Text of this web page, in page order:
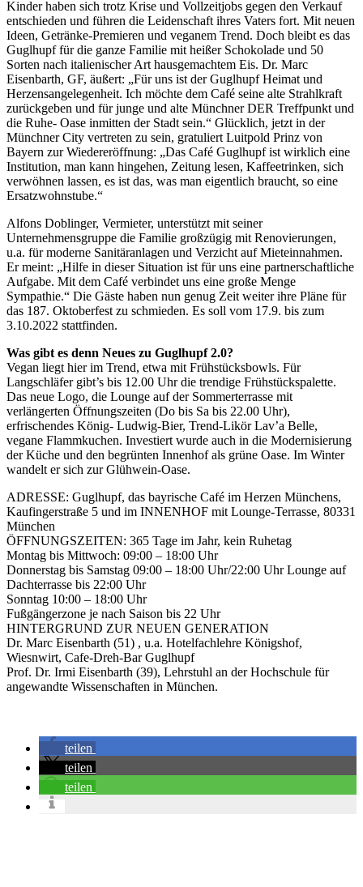
Kinder haben sich trotz Krise und Vollzeitjobs gegen den Verkauf
entschieden und führen die Leidenschaft ihres Vaters fort. Mit neuen
Ideen, Getränke-Premieren und veganem Trend. Doch bleibt es das
Guglhupf für die ganze Familie mit heißer Schokolade und 50
Sorten nach italienischer Art hausgemachtem Eis. Dr. Marc
Eisenbarth, GF, äußert: „Für uns ist der Guglhupf Heimat und
Herzensangelegenheit. Ich möchte dem Café seine alte Strahlkraft
zurückgeben und für junge und alte Münchner DER Treffpunkt und
die Ruhe- Oase inmitten der Stadt sein.“ Glücklich, jetzt in der
Münchner City vertreten zu sein, gratuliert Luitpold Prinz von
Bayern zur Wiedereröffnung: „Das Café Guglhupf ist wirklich eine
Institution, man kann hingehen, Zeitung lesen, Kaffeetrinken, sich
verwöhnen lassen, es ist das, was man eigentlich braucht, so eine
Ersatzwohnstube.“
Alfons Doblinger, Vermieter, unterstützt mit seiner
Unternehmensgruppe die Familie großzügig mit Renovierungen,
u.a. für moderne Sanitäranlagen und Verzicht auf Mieteinnahmen.
Er meint: „Hilfe in dieser Situation ist für uns eine partnerschaftliche
Aufgabe. Mit dem Café verbindet uns eine große Menge
Sympathie.“ Die Gäste haben nun genug Zeit weiter ihre Pläne für
das 187. Oktoberfest zu schmieden. Es soll vom 17.9. bis zum
3.10.2022 stattfinden.
Was gibt es denn Neues zu Guglhupf 2.0?
Vegan liegt hier im Trend, etwa mit Frühstücksbowls. Für
Langschläfer gibt’s bis 12.00 Uhr die trendige Frühstückspalette.
Das neue Logo, die Lounge auf der Sommerterrasse mit
verlängerten Öffnungszeiten (Do bis Sa bis 22.00 Uhr),
erfrischendes König- Ludwig-Bier, Trend-Likör Lav’a Belle,
vegane Flammkuchen. Investiert wurde auch in die Modernisierung
der Küche und den begrünten Innenhof als grüne Oase. Im Winter
wandelt er sich zur Glühwein-Oase.
ADRESSE: Guglhupf, das bayrische Café im Herzen Münchens,
Kaufingerstraße 5 und im INNENHOF mit Lounge-Terrasse, 80331
München
ÖFFNUNGSZEITEN: 365 Tage im Jahr, kein Ruhetag
Montag bis Mittwoch: 09:00 – 18:00 Uhr
Donnerstag bis Samstag 09:00 – 18:00 Uhr/22:00 Uhr Lounge auf
Dachterrasse bis 22:00 Uhr
Sonntag 10:00 – 18:00 Uhr
Fußgängerzone je nach Saison bis 22 Uhr
HINTERGRUND ZUR NEUEN GENERATION
Dr. Marc Eisenbarth (51) , u.a. Hotelfachlehre Königshof,
Wiesnwirt, Cafe-Dreh-Bar Guglhupf
Prof. Dr. Irmi Eisenbarth (39), Lehrstuhl an der Hochschule für
angewandte Wissenschaften in München.
teilen
teilen
teilen